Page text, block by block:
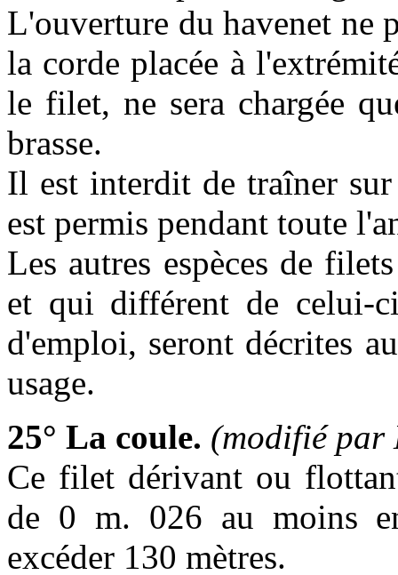
L'ouverture du havenet ne
la corde placée à
le filet, ne sera chargée
brasse.
Il est interdit de traîner
est permis pendant toute
Les autres espèces de
et qui différent de celui-
d'emploi, seront décrites
usage.
25° La coule. (modifié par
Ce filet dérivant ou
de 0 m. 026 au moins
excéder 130 mètres.